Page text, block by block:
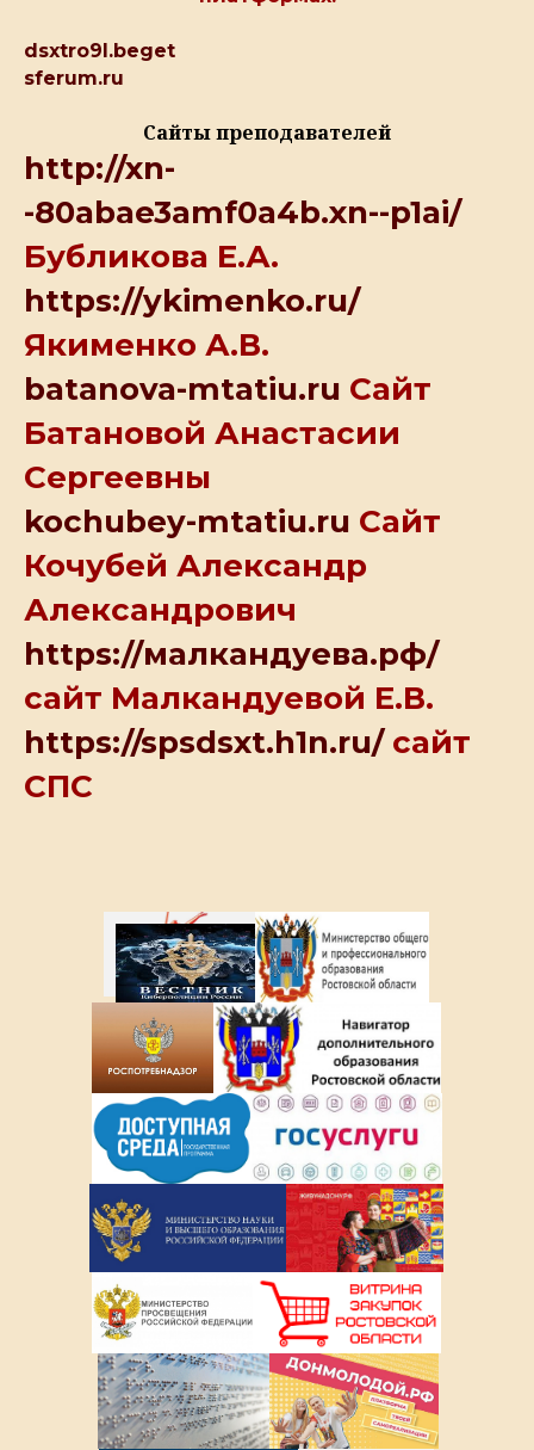
dsxtro9l.beget
sferum.ru
Сайты преподавателей
http://xn-
-80abae3amf0a4b.xn--p1ai/
Бубликова Е.А.
https://ykimenko.ru/
Якименко А.В.
batanova-mtatiu.ru Сайт
Батановой Анастасии
Сергеевны
kochubey-mtatiu.ru Сайт
Кочубей Александр
Александрович
https://малкандуева.рф/
сайт Малкандуевой Е.В.
https://spsdsxt.h1n.ru/ сайт
СПС